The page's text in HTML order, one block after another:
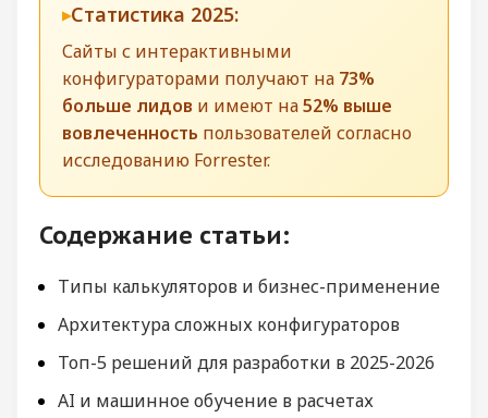
Статистика 2025:
Сайты с интерактивными
конфигураторами получают на 73%
больше лидов и имеют на52% выше
вовлеченность пользователей согласно
исследованию Forrester.
Содержание статьи:
Типы калькуляторов и бизнес-применение
Архитектура сложных конфигураторов
Топ-5 решений для разработки в 2025-2026
AI и машинное обучение в расчетах